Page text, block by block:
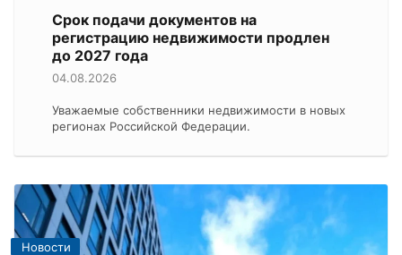
Срок подачи документов на
регистрацию недвижимости продлен
до 2027 года
04.08.2026
Уважаемые собственники недвижимости в новых
регионах Российской Федерации.
Новости